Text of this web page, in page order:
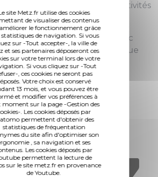
site Metz.fr utilise des cookies
de visualiser des contenus
le fonctionnement grâce
statistiques de navigation. Si vous
sur -Tout accepter-, la ville de
et ses partenaires déposeront ces
sur votre terminal lors de votre
Si vous cliquez sur -Tout
, ces cookies ne seront pas
Votre choix est conservé
13 mois, et vous pouvez être
et modifier vos préférences à
sur la page -Gestion des
. Les cookies déposés par
permettent d'obtenir des
statistiques de fréquentation
du site afin d'optimiser son
, sa navigation et ses
Les cookies déposés par
permettent la lecture de
sur le site metz.fr en provenance
de Youtube.
qui vient clore les festivités
retour ce dimanche et le public
nombre pour la parade nautique
Cie Deracinemoa.
images